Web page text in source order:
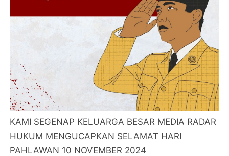
KAMI SEGENAP KELUARGA BESAR MEDIA RADAR
HUKUM MENGUCAPKAN SELAMAT HARI
PAHLAWAN 10 NOVEMBER 2024